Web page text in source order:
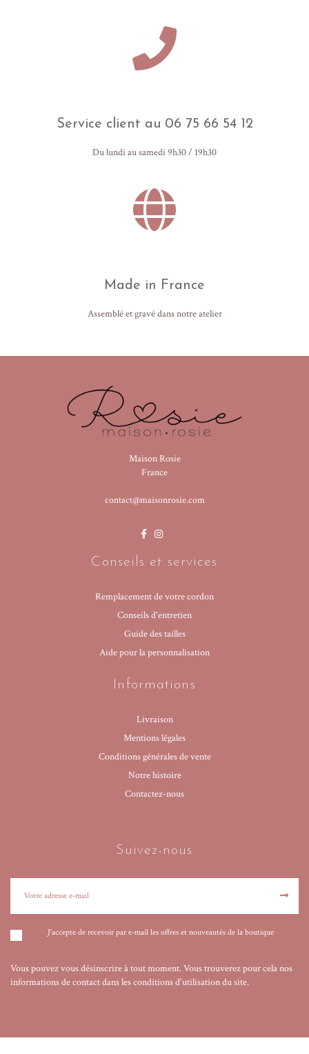
Service client au 06 75 66 54 12
Du lundi au samedi 9h30 / 19h30
Made in France
Assemblé et gravé dans notre atelier
Maison Rosie
France
contact@maisonrosie.com
Conseils et services
Remplacement de votre cordon
Conseils d'entretien
Guide des tailles
Aide pour la personnalisation
Informations
Livraison
Mentions légales
Conditions générales de vente
Notre histoire
Contactez-nous
Suivez-nous
J'accepte de recevoir par e-mail les offres et nouveautés de la boutique
Vous pouvez vous désinscrire à tout moment. Vous trouverez pour cela nos
informations de contact dans les conditions d'utilisation du site.